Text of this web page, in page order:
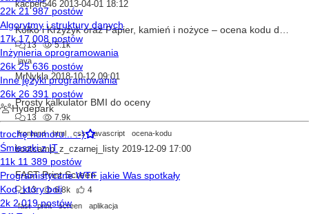
kacper546 2013-04-01 18:12
13
5.1k
java
MrNykla 2018-10-12 09:01
Prosty kalkulator BMI do oceny
13
7.9k
frontend
html css javascript ocena-kodu
bootcamp_z_czarnej_listy 2019-12-09 17:00
FAST Print Screen
13 6.8k
4
fast
print screen aplikacja